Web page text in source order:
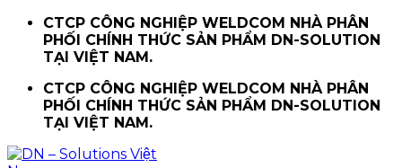
ChuyểnCTCP CÔNG NGHIỆP WELDCOM NHÀ PHÂN
PHỐI CHÍNH THỨC SẢN PHẨM DN-SOLUTION
TẠI VIỆT NAM.
CTCP CÔNG NGHIỆP WELDCOM NHÀ PHÂN
PHỐI CHÍNH THỨC SẢN PHẨM DN-SOLUTION
TẠI VIỆT NAM.